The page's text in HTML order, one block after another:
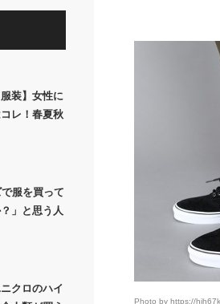
Photo by https://
装】女性に
レ！春夏秋
で服を買って
」と思う人
クロのハイ